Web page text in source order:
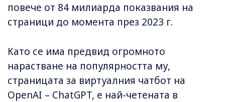
повече от 84 милиарда показвания на
страници до момента през 2023 г.
Като се има предвид огромното
нарастване на популярността му,
страницата за виртуалния чатбот на
OpenAI – ChatGPT, е най-четената в